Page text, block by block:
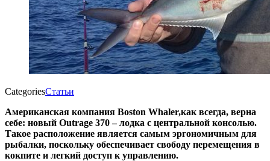
CategoriesСтатьи
Американская компания Boston Whaler,как всегда, верна
себе: новый Outrage 370 – лодка с центральной консолью.
Такое расположение является самым эргономичным для
рыбалки, поскольку обеспечивает свободу перемещения в
кокпите и легкий доступ к управлению.